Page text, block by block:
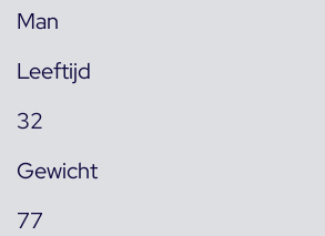
Man
Leeftijd
32
Gewicht
77